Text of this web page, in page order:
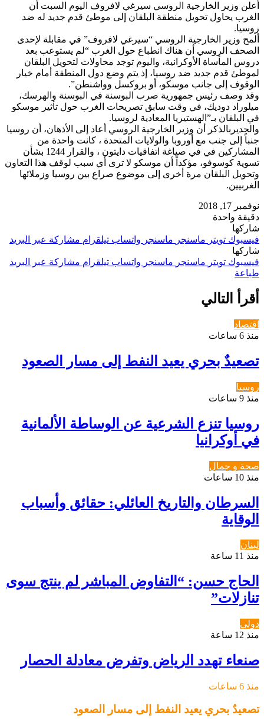
أعلن وزير الخارجية الروسي سيرغي لافروف اليوم السبت أن
الغرب يحاول تحويل منطقة البلقان إلى موطئ قدم جديد له ضد
روسيا.
ألمح وزير الخارجية الروسي “سيرغي لافروف” في مقابلة لإحدى
الصحف الروسي أن هناك انطباع حول الغرب “لم يستوعب بعد
دروس المأساة الأوكرانية، واليوم توجد محاولات لتحويل البلقان
لموطئ قدم جديد ضد روسيا، إذ يتم وضع دول المنطقة أمام خيار
الوقوف إلى جانب موسكو، أو بروكسل وواشنطن”.
وقد وصف رئيس جمهورية صرب البوسنة في البوسنة والهرسك،
ميلوراد دوديك، في وقت سابق تصريحات الغرب حول تأثير موسكو
في البلقان بـ”الهستيريا المعادية لروسيا.
والجديربالذكر أن وزير الخارجية الروسي أعاد إلى الأذهان، أن روسيا
جنباً إلى جنب مع أوروبا والولايات المتحدة ، كانت واحدة من
المشاركين في في صياغة اتفاقيات دايتون ، والقرار 1244 بشأن
تسوية كوسوفو، مؤكداً أن موسكو لا ترى أي سبب لوقف هذا التعاون
وتحويل البلقان مرة أخرى إلى موضوع صراع بين روسيا وزملائها
الغربيين.
نوفمبر 17, 2018
دقيقة واحدة
شاركها
فيسبوك تويتر ماسنجر ماسنجر واتساب تيلقرام مشاركة عبر البريد
شاركها
فيسبوك تويتر ماسنجر ماسنجر واتساب تيلقرام مشاركة عبر البريد
طباعة
أقرأ التالي
اقتصاد
منذ 6 ساعات
تصعيدٌ بحري يعيد النفط إلى مسار الصعود
روسيا
منذ 9 ساعات
روسيا تنزع الشرعية عن الوساطة الألمانية
في أوكرانيا
صحة و جمال
منذ 10 ساعات
السرطان والتاريخ العائلي: حقائق وأسباب
الوقاية
لبنان
منذ 11 ساعة
الحاج حسن: “التفاوض المباشر لم ينتج سوى
تنازلات”
دولي
منذ 12 ساعة
صنعاء تهدد الرياض وتفرض معادلة الحصار
منذ 6 ساعات
تصعيدٌ بحري يعيد النفط إلى مسار الصعود